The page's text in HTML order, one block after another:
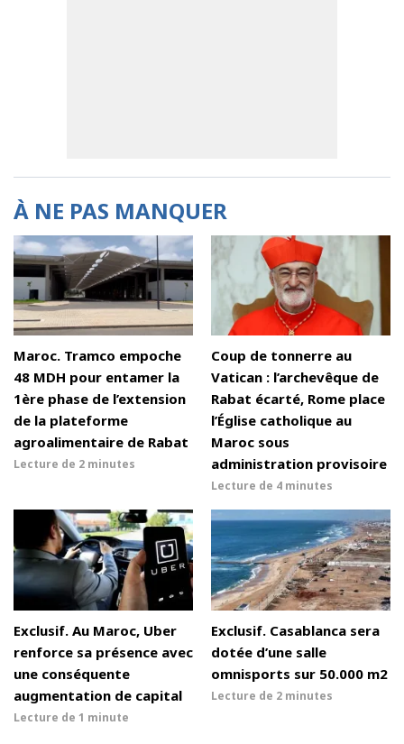
À NE PAS MANQUER
Maroc. Tramco empoche
48 MDH pour entamer la
1ère phase de l’extension
de la plateforme
agroalimentaire de Rabat
Lecture de 2 minutes
Coup de tonnerre au
Vatican : l’archevêque de
Rabat écarté, Rome place
l’Église catholique au
Maroc sous
administration provisoire
Lecture de 4 minutes
Exclusif. Au Maroc, Uber
renforce sa présence avec
une conséquente
augmentation de capital
Lecture de 1 minute
Exclusif. Casablanca sera
dotée d’une salle
omnisports sur 50.000 m2
Lecture de 2 minutes